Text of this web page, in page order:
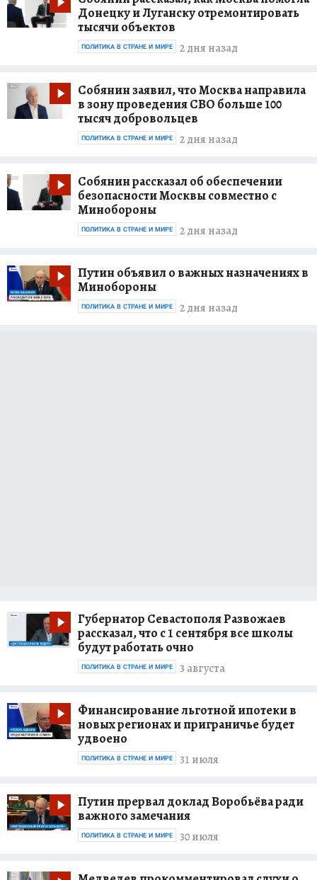
Донецку и Луганску отремонтировать
тысячи объектов
2 дня назад
ПОЛИТИКА В СТРАНЕ И МИРЕ
Собянин заявил, что Москва направила
в зону проведения СВО больше 100
тысяч добровольцев
2 дня назад
ПОЛИТИКА В СТРАНЕ И МИРЕ
Собянин рассказал об обеспечении
безопасности Москвы совместно с
Минобороны
2 дня назад
ПОЛИТИКА В СТРАНЕ И МИРЕ
Путин объявил о важных назначениях в
Минобороны
2 дня назад
ПОЛИТИКА В СТРАНЕ И МИРЕ
Губернатор Севастополя Развожаев
рассказал, что с 1 сентября все школы
будут работать очно
3 августа
ПОЛИТИКА В СТРАНЕ И МИРЕ
Финансирование льготной ипотеки в
новых регионах и приграничье будет
удвоено
31 июля
ПОЛИТИКА В СТРАНЕ И МИРЕ
Путин прервал доклад Воробьёва ради
важного замечания
30 июля
ПОЛИТИКА В СТРАНЕ И МИРЕ